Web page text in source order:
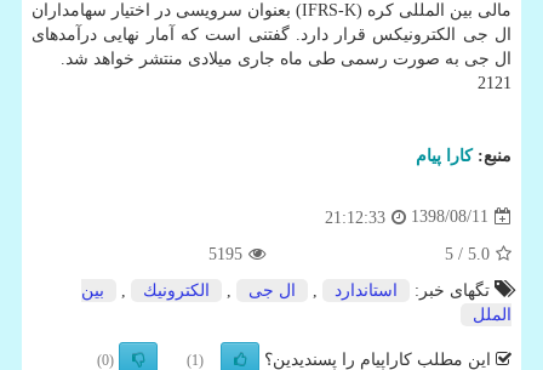
مالی بین المللی كره (IFRS-K) بعنوان سرویسی در اختیار سهامداران
ال جی الكترونیكس قرار دارد. گفتنی است كه آمار نهایی درآمدهای
ال جی به صورت رسمی طی ماه جاری میلادی منتشر خواهد شد.
2121
منبع:كارا پیام
1398/08/11
21:12:33
5.0
/ 5
5195
تگهای خبر:
استاندارد ال جی الكترونیك
بین
الملل
این مطلب کاراپیام را پسندیدین؟ (1)
(0)